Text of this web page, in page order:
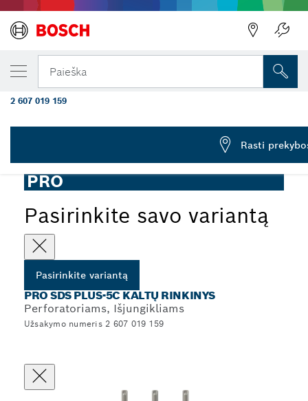
Paieška
PRO
Pasirinkite savo variantą
Pasirinkite variantą
PRO SDS PLUS-5C KALTŲ RINKINYS
Perforatoriams, Išjungikliams
Užsakymo numeris 2 607 019 159
JŪSŲ PASIRINKTAS VARIANTAS
„PRO SDS plus-5C” kaltų rinkinys,
250 mm, 3 vnt.
2 607 019 159
Rasti